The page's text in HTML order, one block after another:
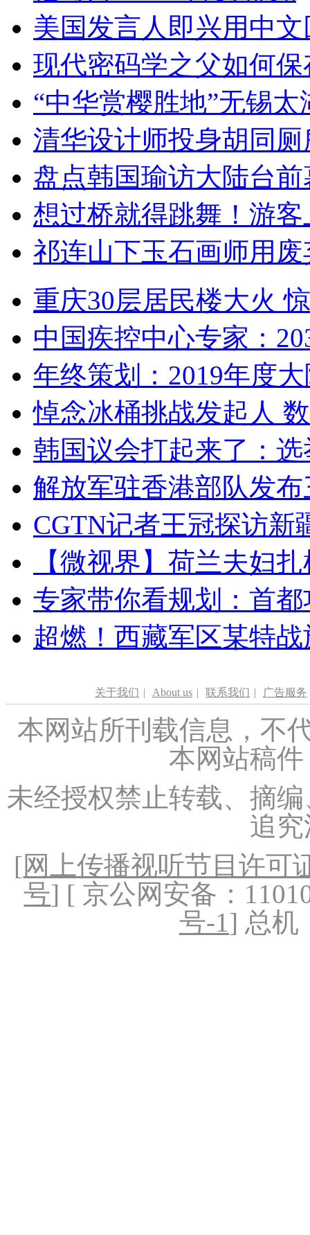
美国发言人即兴用中
现代密码学之父如何
“中华赏樱胜地”无锡
清华设计师投身胡同
盘点韩国瑜访大陆台
想过桥就得跳舞！游客
祁连山下玉石画师用
重庆30层居民楼大火
中国疾控中心专家：
年终策划：2019年度
悼念冰桶挑战发起人
韩国议会打起来了：
解放军驻香港部队发
CGTN记者王冠探访新
【微视界】荷兰夫妇
专家带你看规划：首
超燃！西藏军区某特
关于我们 | About us | 联系我们 | 广告服务
本网站所刊载信息，不
本网站稿
未经授权禁止转载、摘
追
[网上传播视听节目许可
号] [ 京公网安备：
号-1] 总机